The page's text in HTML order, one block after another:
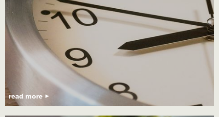
read more